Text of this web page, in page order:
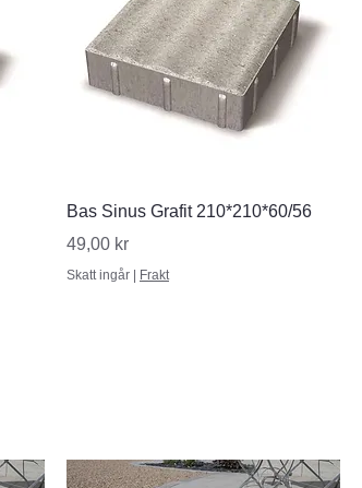
Snabbvisning
Bas Sinus Grafit 210*210*60/56
Pris
49,00 kr
Skatt ingår | Frakt